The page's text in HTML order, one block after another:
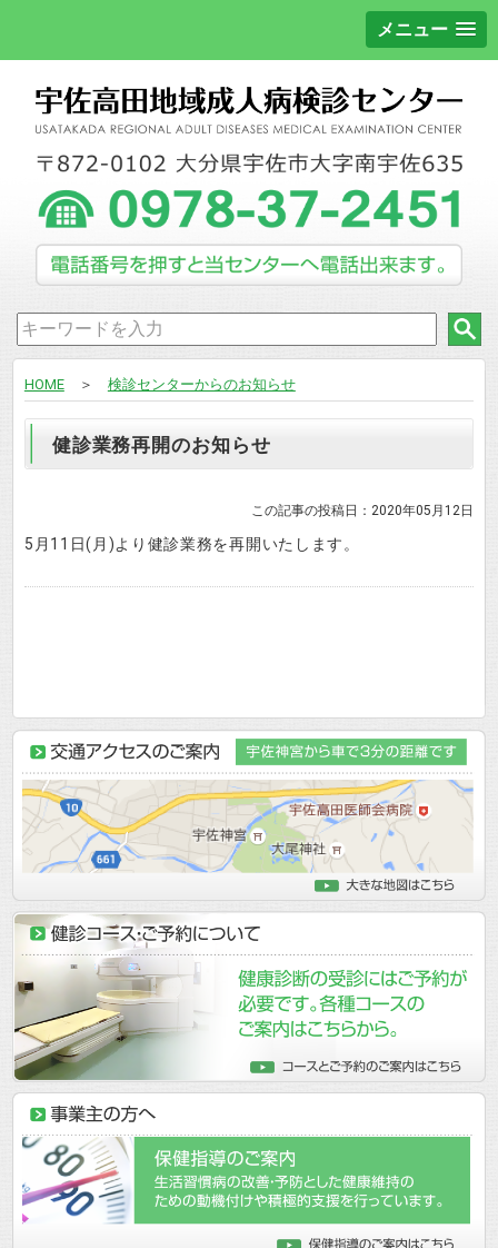
メニュー
HOME＞ 検診センターからのお知らせ
健診業務再開のお知らせ
この記事の投稿日：2020年05月12日
5月11日(月)より健診業務を再開いたします。